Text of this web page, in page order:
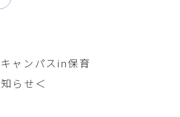
キャンパスin保育
らせ＜